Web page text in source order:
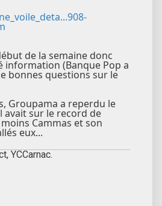
de la semaine donc
information (Banque Pop a
bonnes questions sur le
Groupama a reperdu le
avait sur le record de
Cammas et son
eux...
YCCarnac.